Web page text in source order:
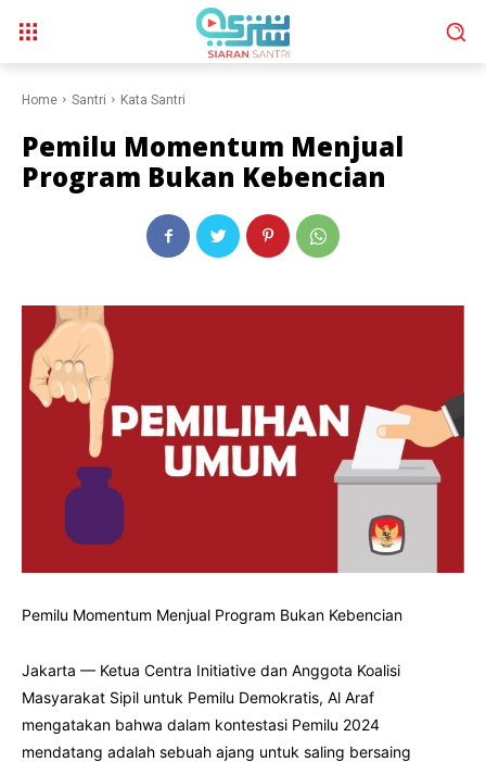
Home Santri Kata Santri
Pemilu Momentum Menjual
Program Bukan Kebencian
Pemilu Momentum Menjual Program Bukan Kebencian
Jakarta — Ketua Centra Initiative dan Anggota Koalisi
Masyarakat Sipil untuk Pemilu Demokratis, Al Araf
mengatakan bahwa dalam kontestasi Pemilu 2024
mendatang adalah sebuah ajang untuk saling bersaing